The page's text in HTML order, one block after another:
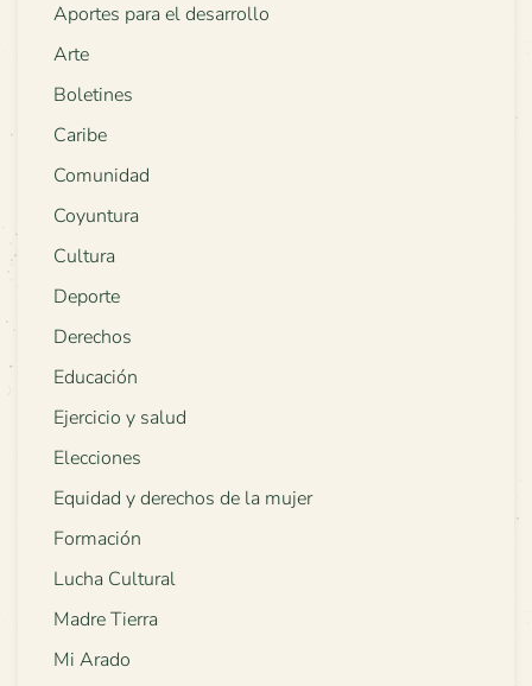
Aportes para el desarrollo
Arte
Boletines
Caribe
Comunidad
Coyuntura
Cultura
Deporte
Derechos
Educación
Ejercicio y salud
Elecciones
Equidad y derechos de la mujer
Formación
Lucha Cultural
Madre Tierra
Mi Arado